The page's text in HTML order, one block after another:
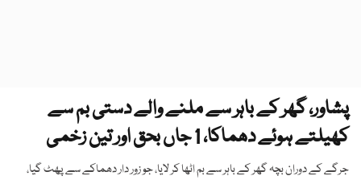
پشاور، گھر کے باہر سے ملنے والے دستی بم سے
کھیلتے ہوئے دھماکا، 1 جاں بحق اور تین زخمی
جرگے کے دوران بچہ گھر کے باہر سے بم اٹھا کر لایا، جو زور دار دھماکے سے پھٹ گیا،